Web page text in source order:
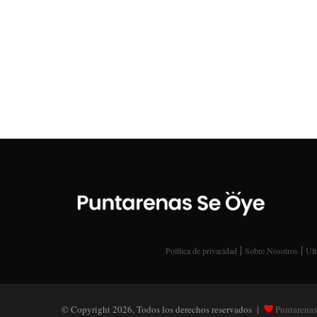
Política de privacidad | Sobre Nosotros |
© Copyright 2026, Todos los derechos reservados |